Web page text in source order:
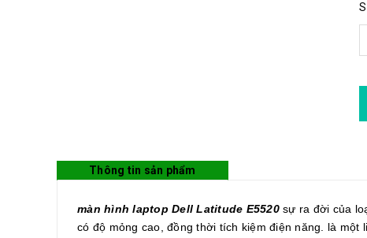
Thông tin sản phẩm
màn hình laptop Dell Latitude E5520sự ra đời của
có độ mỏng cao, đồng thời tích kiệm điện năng. là